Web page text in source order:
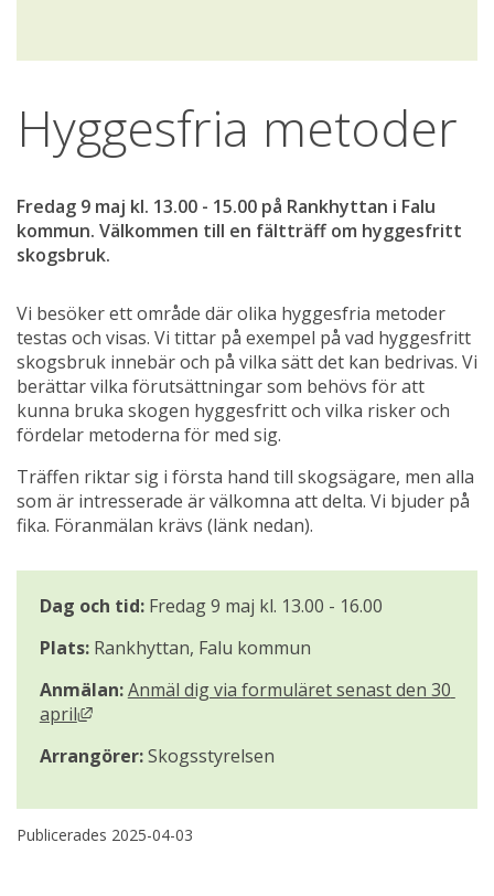
Hyggesfria metoder
Fredag 9 maj kl. 13.00 - 15.00 på Rankhyttan i Falu
kommun. Välkommen till en fältträff om hyggesfritt
skogsbruk.
Vi besöker ett område där olika hyggesfria metoder
testas och visas. Vi tittar på exempel på vad hyggesfritt
skogsbruk innebär och på vilka sätt det kan bedrivas. Vi
berättar vilka förutsättningar som behövs för att
kunna bruka skogen hyggesfritt och vilka risker och
fördelar metoderna för med sig.
Träffen riktar sig i första hand till skogsägare, men alla
som är intresserade är välkomna att delta. Vi bjuder på
fika. Föranmälan krävs (länk nedan).
Dag och tid: Fredag 9 maj kl. 13.00 - 16.00
Plats: Rankhyttan, Falu kommun
Anmälan: Anmäl dig via formuläret senast den 30
april
Länk till annan webbplats, öppnas i nytt fönster.
Arrangörer: Skogsstyrelsen
Publicerades 2025-04-03